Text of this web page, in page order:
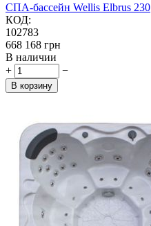
СПА-бассейн Wellis Elbrus 230
КОД:
102783
‍668 168‍ грн
В наличии
+
−
В корзину